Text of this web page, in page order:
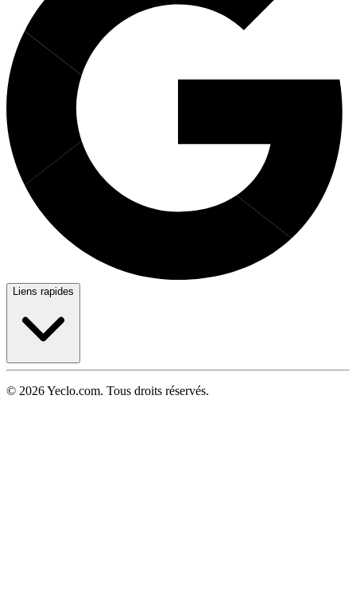
Liens rapides
© 2026 Yeclo.com. Tous droits réservés.